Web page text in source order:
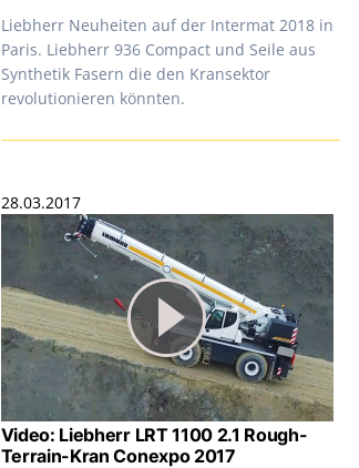
Liebherr Neuheiten auf der Intermat 2018 in
Paris. Liebherr 936 Compact und Seile aus
Synthetik Fasern die den Kransektor
revolutionieren könnten.
28.03.2017
Video: Liebherr LRT 1100 2.1 Rough-
Terrain-Kran Conexpo 2017